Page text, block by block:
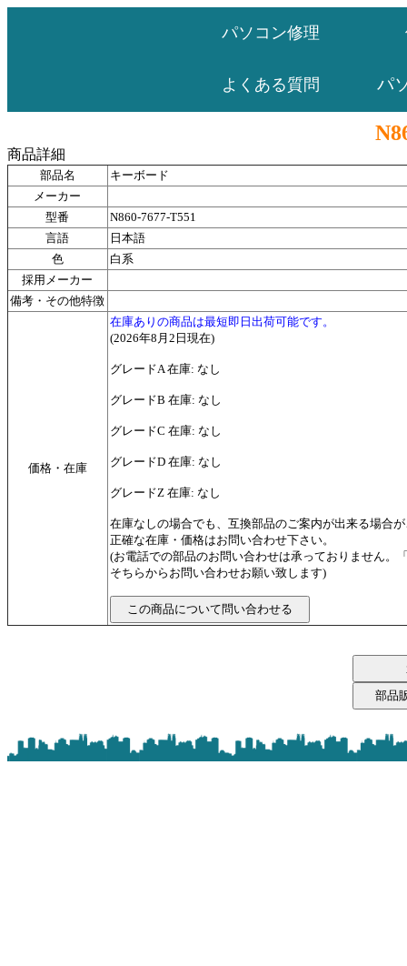
パソコン修理
よくある質問 パ
商品詳細
部品名
キーボード
メーカー
型番
N860-7677-T551
言語
日本語
色
白系
採用メーカー
備考・その他特徴
価格・在庫
在庫ありの商品は最短即日出荷可能です。
(2026年8月2日現在)
グレードA 在庫: なし
グレードB 在庫: なし
グレードC 在庫: なし
グレードD 在庫: なし
グレードZ 在庫: なし
在庫なしの場合でも、互換部品のご案内が出来る場合
正確な在庫・価格はお問い合わせ下さい。
(お電話での部品のお問い合わせは承っておりません。
そちらからお問い合わせお願い致します)